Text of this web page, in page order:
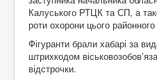
Калуського РТЦК та СП, а
роти охорони цього
Фігуранти брали хабарі за
штрихкодом
відстрочки.